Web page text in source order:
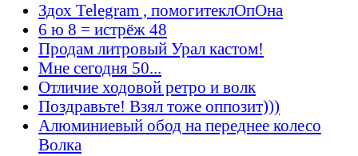
Здох Telegram , помогитеклОпОна
6 ю 8 = истрёж 48
Продам литровый Урал кастом!
Мне сегодня 50...
Отличие ходовой ретро и волк
Поздравьте! Взял тоже оппозит)))
Алюминиевый обод на переднее колесо
Волка